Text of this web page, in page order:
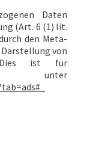
Daten
(Art. 6 (1) lit.
den Meta-
von
Dies ist für
unter